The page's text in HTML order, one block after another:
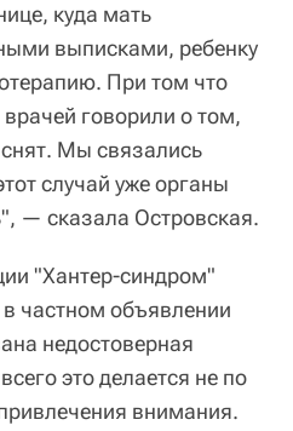
куда мать
выписками, ребенку
При том что
говорили о том,
снят. Мы связались
случай уже органы
— сказала Островская.
"Хантер-синдром"
частном объявлении
недостоверная
это делается не по
внимания.